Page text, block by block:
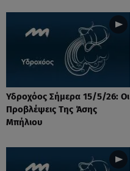
Υδροχόος Σήμερα 15/5/26: Οι
Προβλέψεις Της Άσης
Μπήλιου